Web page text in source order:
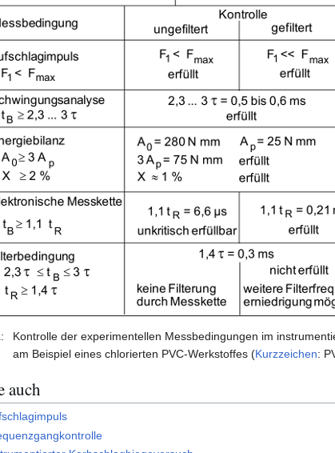
:
Kontrolle der experimentellen Messbedingungen im
am Beispiel eines chlorierten PVC-Werkstoffes (Kurzzeichen:
auch